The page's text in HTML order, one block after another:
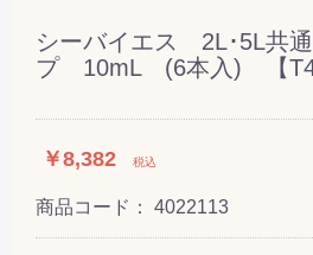
シーバイエス 2L･5L共
プ 10mL (6本入) 【
￥8,382 税込
商品コード： 4022113